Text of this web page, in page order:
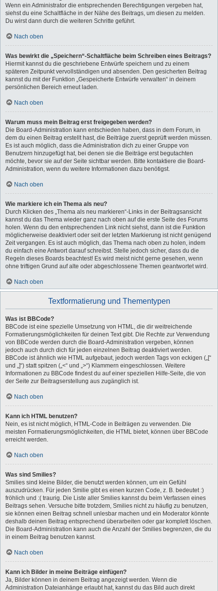
Wenn ein Administrator die entsprechenden Berechtigungen vergeben hat,
siehst du eine Schaltfläche in der Nähe des Beitrags, um diesen zu melden.
Du wirst dann durch die weiteren Schritte geführt.
Nach oben
Was bewirkt die „Speichern“-Schaltfläche beim Schreiben eines Beitrags?
Hiermit kannst du die geschriebene Entwürfe speichern und zu einem
späteren Zeitpunkt vervollständigen und absenden. Den gesicherten Beitrag
kannst du mit der Funktion „Gespeicherte Entwürfe verwalten“ in deinem
persönlichen Bereich erneut laden.
Nach oben
Warum muss mein Beitrag erst freigegeben werden?
Die Board-Administration kann entschieden haben, dass in dem Forum, in
dem du einen Beitrag erstellt hast, die Beiträge zuerst geprüft werden müssen.
Es ist auch möglich, dass die Administration dich zu einer Gruppe von
Benutzern hinzugefügt hat, bei denen sie die Beiträge erst begutachten
möchte, bevor sie auf der Seite sichtbar werden. Bitte kontaktiere die Board-
Administration, wenn du weitere Informationen dazu benötigst.
Nach oben
Wie markiere ich ein Thema als neu?
Durch Klicken des „Thema als neu markieren“-Links in der Beitragsansicht
kannst du das Thema wieder ganz nach oben auf die erste Seite des Forums
holen. Wenn du den entsprechenden Link nicht siehst, dann ist die Funktion
möglicherweise deaktiviert oder seit der letzten Markierung ist nicht genügend
Zeit vergangen. Es ist auch möglich, das Thema nach oben zu holen, indem
du einfach eine Antwort darauf schreibst. Stelle jedoch sicher, dass du die
Regeln dieses Boards beachtest! Es wird meist nicht gerne gesehen, wenn
ohne triftigen Grund auf alte oder abgeschlossene Themen geantwortet wird.
Nach oben
Textformatierung und Thementypen
Was ist BBCode?
BBCode ist eine spezielle Umsetzung von HTML, die dir weitreichende
Formatierungsmöglichkeiten für deinen Text gibt. Die Rechte zur Verwendung
von BBCode werden durch die Board-Administration vergeben, können
jedoch auch durch dich für jeden einzelnen Beitrag deaktiviert werden.
BBCode ist ähnlich wie HTML aufgebaut, jedoch werden Tags von eckigen („[“
und „]“) statt spitzen („<“ und „>“) Klammern eingeschlossen. Weitere
Informationen zu BBCode findest du auf einer speziellen Hilfe-Seite, die von
der Seite zur Beitragserstellung aus zugänglich ist.
Nach oben
Kann ich HTML benutzen?
Nein, es ist nicht möglich, HTML-Code in Beiträgen zu verwenden. Die
meisten Formatierungsmöglichkeiten, die HTML bietet, können über BBCode
erreicht werden.
Nach oben
Was sind Smilies?
Smilies sind kleine Bilder, die benutzt werden können, um ein Gefühl
auszudrücken. Für jeden Smilie gibt es einen kurzen Code, z. B. bedeutet :)
fröhlich und :( traurig. Die Liste aller Smilies kannst du beim Verfassen eines
Beitrags sehen. Versuche bitte trotzdem, Smilies nicht zu häufig zu benutzen,
sie können einen Beitrag schnell unlesbar machen und ein Moderator könnte
deshalb deinen Beitrag entsprechend überarbeiten oder gar komplett löschen.
Die Board-Administration kann auch die Anzahl der Smilies begrenzen, die du
in einem Beitrag benutzen kannst.
Nach oben
Kann ich Bilder in meine Beiträge einfügen?
Ja, Bilder können in deinem Beitrag angezeigt werden. Wenn die
Administration Dateianhänge erlaubt hat, kannst du das Bild auch direkt